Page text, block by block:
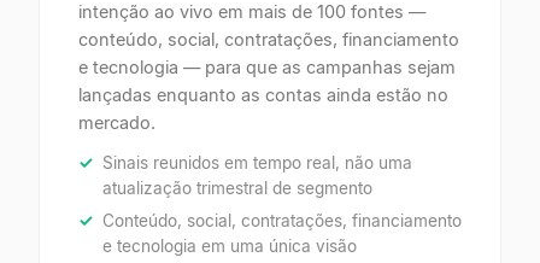
intenção ao vivo em mais de 100 fontes —
conteúdo, social, contratações, financiamento
e tecnologia — para que as campanhas sejam
lançadas enquanto as contas ainda estão no
mercado.
Sinais reunidos em tempo real, não uma
atualização trimestral de segmento
Conteúdo, social, contratações, financiamento
e tecnologia em uma única visão